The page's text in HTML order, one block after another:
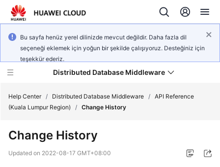
Bu sayfa henüz yerel dilinizde mevcut değildir. Daha fazla dil
seçeneği eklemek için yoğun bir şekilde çalışıyoruz. Desteğiniz için
teşekkür ederiz.
Distributed Database Middleware
New
Help Center / Distributed Database Middleware / API Reference
(Kuala Lumpur Region)
/ Change History
Change History
Updated on 2022-08-17 GMT+08:00